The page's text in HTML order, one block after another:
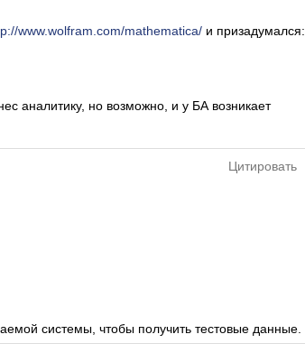
www.wolfram.com/mathematica/ и призадумался:
аналитику, но возможно, и у БА возникает
Цитировать
системы, чтобы получить тестовые данные.